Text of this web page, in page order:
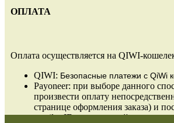
ОПЛАТА
Оплата осуществляется на QIWI-
QIWI: Безопасные платежи с QiWi
Payoneer: при выборе данного
произвести оплату
странице оформления заказа) и
email и ID проведенной оплаты.